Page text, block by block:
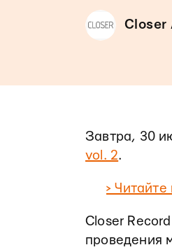
Closer
Завтра, 30
vol. 2.
>
Closer
проведения